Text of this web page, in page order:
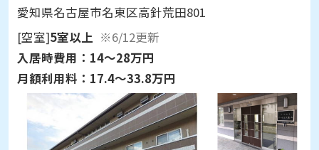
愛知県名古屋市名東区高針荒田801
[空室]5室以上 ※6/12更新
入居時費用： 14～28万円
月額利用料： 17.4～33.8万円